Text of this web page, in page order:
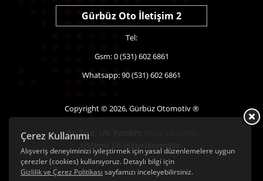
Çerez Kullanımı
Alışveriş deneyiminizi iyileştirmek için yasal düzenlemelere uygun
çerezler (cookies) kullanıyoruz. Detaylı bilgi için
Gizlilik ve Çerez Politikası sayfamızı inceleyebilirsiniz.
Gürbüz Oto İletişim 2
Tel:
Gsm: 0 (531) 602 6861
Whatsapp: 90 (531) 602 6861
Copyright © 2026, Gürbüz Otomotiv ®
Bu Site,